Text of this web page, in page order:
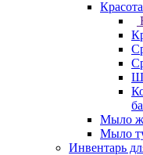
Мыло
Мыло
Инвентарь